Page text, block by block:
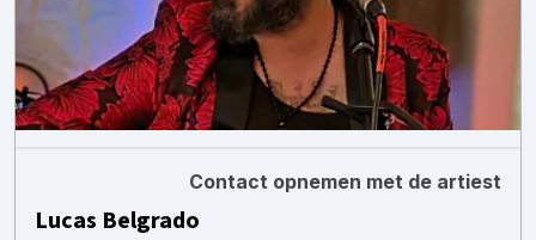
Contact opnemen met de artiest
Lucas Belgrado